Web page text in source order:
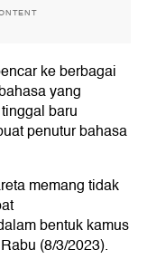
ke berbagai
yang
baru
penutur bahasa
memang tidak
bentuk kamus
(8/3/2023).